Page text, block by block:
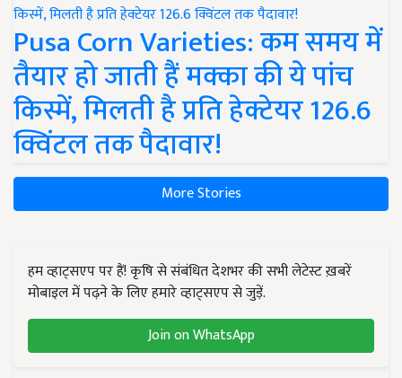
Pusa Corn Varieties: कम समय में
तैयार हो जाती हैं मक्का की ये पांच
किस्में, मिलती है प्रति हेक्टेयर 126.6
क्विंटल तक पैदावार!
More Stories
हम व्हाट्सएप पर हैं! कृषि से संबंधित देशभर की सभी लेटेस्ट ख़बरें
मोबाइल में पढ़ने के लिए हमारे व्हाट्सएप से जुड़ें.
Join on WhatsApp